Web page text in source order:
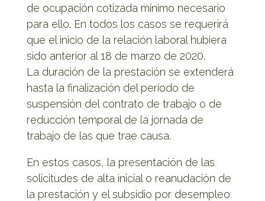
de ocupación cotizada mínimo necesario
para ello. En todos los casos se requerirá
que el inicio de la relación laboral hubiera
sido anterior al 18 de marzo de 2020.
La duración de la prestación se extenderá
hasta la finalización del período de
suspensión del contrato de trabajo o de
reducción temporal de la jornada de
trabajo de las que trae causa.
En estos casos, la presentación de las
solicitudes de alta inicial o reanudación de
la prestación y el subsidio por desempleo